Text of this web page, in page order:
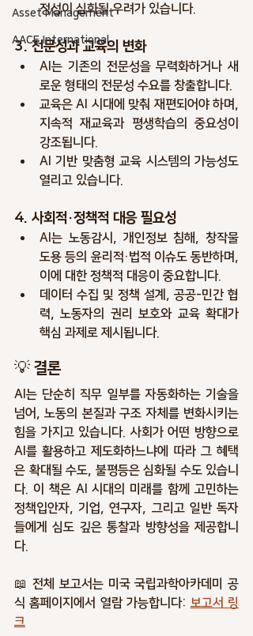
Asset Management
AACE International
정성이 심화될 우려가 있습니다.
3. 전문성과 교육의 변화
AI는 기존의 전문성을 무력화하거나 새
로운 형태의 전문성 수요를 창출합니다.
지속적 재교육과 평생학습의 중요성이
강조됩니다.
AI 기반 맞춤형 교육 시스템의 가능성도
열리고 있습니다.
4. 사회적·정책적 대응 필요성
AI는 노동감시, 개인정보 침해, 창작물
도용 등의 윤리적·법적 이슈도 동반하며,
이에 대한 정책적 대응이 중요합니다.
데이터 수집 및 정책 설계 , 공공-민간 협
력, 노동자의 권리 보호와 교육 확대가
핵심 과제로 제시됩니다.
💡 결론
AI는 단순히 직무 일부를 자동화하는 기술을
넘어, 노동의 본질과 구조 자체를 변화시키는
힘을 가지고 있습니다. 사회가 어떤 방향으로
AI를 활용하고 제도화하느냐에 따라 그 혜택
은 확대될 수도, 불평등은 심화될 수도 있습니
다. 이 책은 AI 시대의 미래를 함께 고민하는
정책입안자, 기업, 연구자, 그리고 일반 독자
들에게 심도 깊은 통찰과 방향성을 제공합니
다.
📖 전체 보고서는 미국 국립과학아카데미 공
식 홈페이지에서 열람 가능합니다: 보고서 링
크